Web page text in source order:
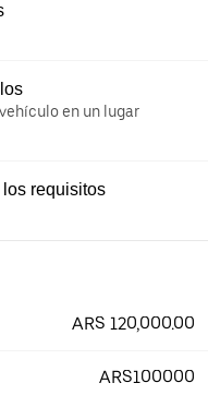
en un lugar
requisitos
ARS 120,000.00
ARS100000